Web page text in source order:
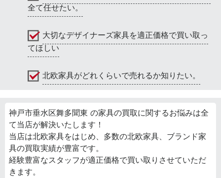
全て任せたい。
大切なデザイナーズ家具を適正価格で買い取っ
てほしい
北欧家具がどれくらいで売れるか知りたい。
神戸市垂水区舞多聞東 の家具の買取に関するお悩みは全
て当店が解決いたします！
当店は北欧家具をはじめ、多数の北欧家具、ブランド家
具の買取実績が豊富です。
経験豊富なスタッフが適正価格で買い取りさせていただ
きます。